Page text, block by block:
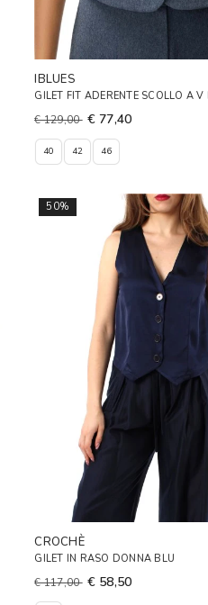
IBLUES
GILET FIT ADERENTE SCOLLO A
€ 129,00 € 77,40
40 42 46
50%
CROCHÈ
GILET IN RASO DONNA BLU
€ 117,00 € 58,50